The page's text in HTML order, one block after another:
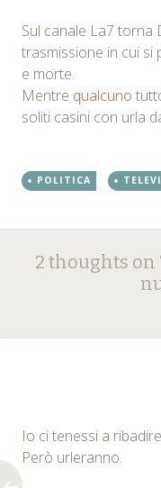
Sul canale La7 torna
trasmissione in cui si
e morte.
Mentre qualcuno
soliti casini con urla
POLITICA
Post
2 thoughts on
Io ci tenessi a
Però urleranno.